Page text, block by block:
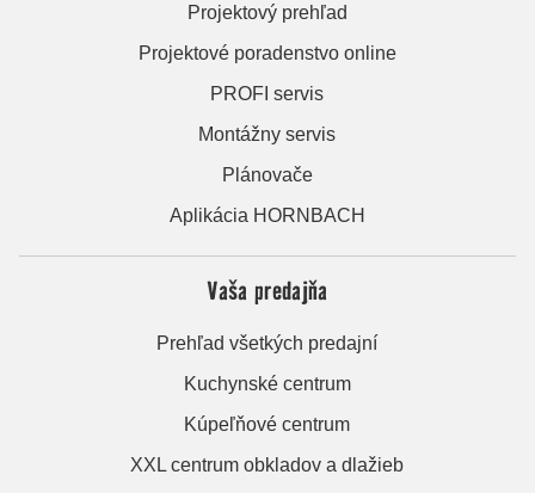
Projektový prehľad
Projektové poradenstvo online
PROFI servis
Montážny servis
Plánovače
Aplikácia HORNBACH
Vaša predajňa
Prehľad všetkých predajní
Kuchynské centrum
Kúpeľňové centrum
XXL centrum obkladov a dlažieb